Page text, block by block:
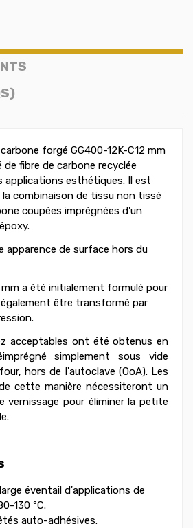
forgé GG400-12K-C12 mm
fibre de carbone recyclée
applications esthétiques. Il est
combinaison de tissu non tissé
coupées imprégnées d'un
apparence de surface hors du
mm a été initialement formulé pour
être transformé par
acceptables ont été obtenus en
simplement sous vide
hors de l'autoclave (OoA). Les
cette manière nécessiteront un
pour éliminer la petite
éventail d'applications de
130 ºC.
auto-adhésives.